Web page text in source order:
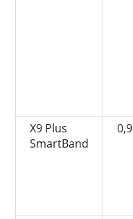
X9 Plus
SmartBand